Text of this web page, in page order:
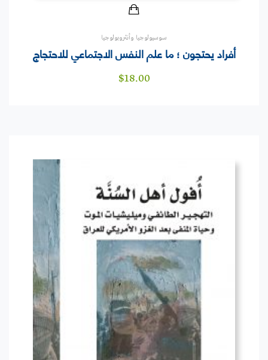
سوسيولوجيا وأنثروبولوجيا
أفراد يحتجون ؛ ما علم النفس الاجتماعي للاحتجاج
$18.00